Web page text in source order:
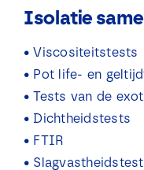
Isolatie
• Viscositeitstests
• Pot life- en
• Tests van de
• Dichtheidstests
• FTIR
•